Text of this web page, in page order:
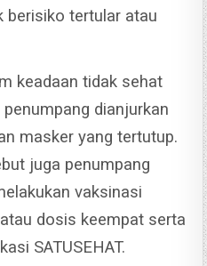
berisiko tertular atau
keadaan tidak sehat
dianjurkan
masker yang tertutup.
juga penumpang
vaksinasi
dosis keempat serta
SATUSEHAT.